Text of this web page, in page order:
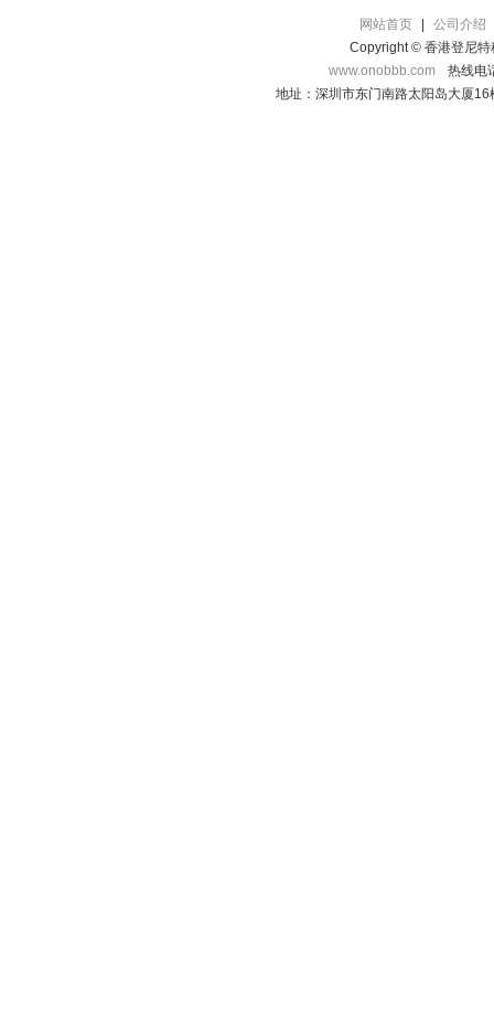
网站首页
公司介绍
Copyright © 香港登尼特
www.onobbb.com
热线电
地址：深圳市东门南路太阳岛大厦